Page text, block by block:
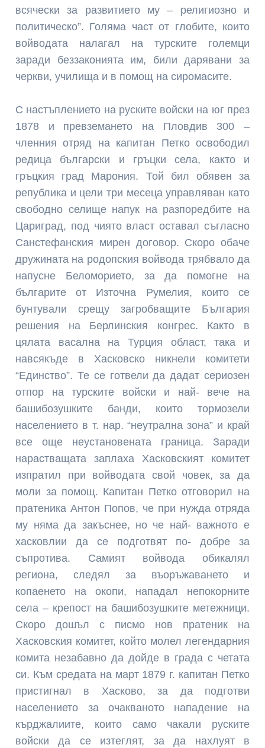
всячески за развитието му – религиозно и
политическо”. Голяма част от глобите, които
войводата налагал на турските големци
заради беззаконията им, били дарявани за
черкви, училища и в помощ на сиромасите.
С настъплението на руските войски на юг през
1878 и превземането на Пловдив 300 –
членния отряд на капитан Петко освободил
редица български и гръцки села, както и
гръцкия град Марония. Той бил обявен за
република и цели три месеца управляван като
свободно селище напук на разпоредбите на
Цариград, под чиято власт оставал съгласно
Санстефанския мирен договор. Скоро обаче
дружината на родопския войвода трябвало да
напусне Беломорието, за да помогне на
българите от Източна Румелия, които се
бунтували срещу загробващите България
решения на Берлинския конгрес. Както в
цялата васална на Турция област, така и
навсякъде в Хасковско никнели комитети
“Единство”. Те се готвели да дадат сериозен
отпор на турските войски и най- вече на
башибозушките банди, които тормозели
населението в т. нар. “неутрална зона” и край
все още неустановената граница. Заради
нарастващата заплаха Хасковският комитет
изпратил при войводата свой човек, за да
моли за помощ. Капитан Петко отговорил на
пратеника Антон Попов, че при нужда отряда
му няма да закъснее, но че най- важното е
хасковлии да се подготвят по- добре за
съпротива. Самият войвода обикалял
региона, следял за въоръжаването и
копаенето на окопи, нападал непокорните
села – крепост на башибозушките метежници.
Скоро дошъл с писмо нов пратеник на
Хасковския комитет, който молел легендарния
комита незабавно да дойде в града с четата
си. Към средата на март 1879 г. капитан Петко
пристигнал в Хасково, за да подготви
населението за очакваното нападение на
кърджалиите, които само чакали руските
войски да се изтеглят, за да нахлуят в